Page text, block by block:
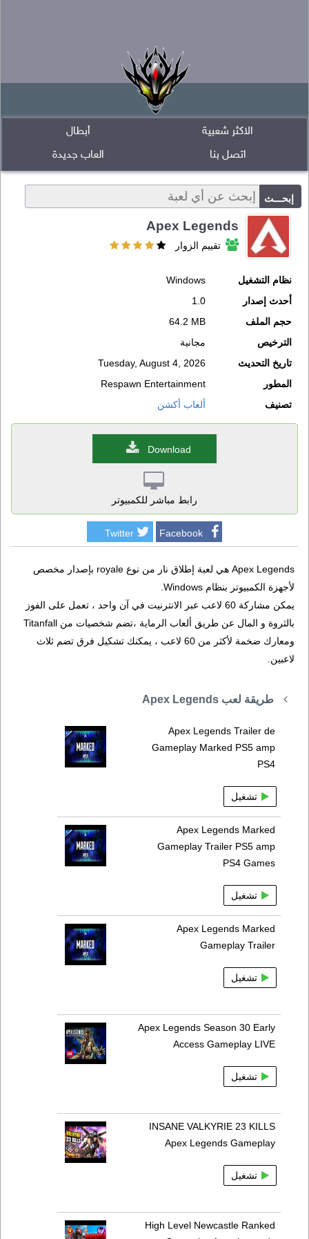
أبطال
الاكثر شعبية
العاب جديدة
اتصل بنا
Apex Legends
تقييم الزوار
نظام التشغيل
Windows
أحدث إصدار
1.0
حجم الملف
64.2 MB
الترخيص
مجانية
تاريخ التحديث
Tuesday, August 4, 2026
المطور
Respawn Entertainment
تصنيف
ألعاب أكشن
Download
رابط مباشر للكمبيوتر
Facebook
Twitter
Apex Legends هي لعبة إطلاق نار من نوع royale بإصدار مخصص
لأجهزة الكمبيوتر بنظام Windows.
يمكن مشاركة 60 لاعب عبر الانترنيت في آن واحد ، تعمل على الفوز
بالثروة و المال عن طريق ألعاب الرماية ،تضم شخصيات من Titanfall
ومعارك ضخمة لأكثر من 60 لاعب ، يمكنك تشكيل فرق تضم ثلاث
لاعبين.
طريقة لعب Apex Legends
Apex Legends Trailer de
Gameplay Marked PS5 amp
PS4
تشغيل
Apex Legends Marked
Gameplay Trailer PS5 amp
PS4 Games
تشغيل
Apex Legends Marked
Gameplay Trailer
تشغيل
Apex Legends Season 30 Early
Access Gameplay LIVE
تشغيل
INSANE VALKYRIE 23 KILLS
Apex Legends Gameplay
تشغيل
High Level Newcastle Ranked